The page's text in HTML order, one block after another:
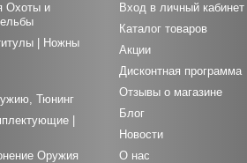
Охоты и
| Ножны
Тюнинг
|
Оружия
Вход в личный кабинет
Каталог товаров
Акции
Дисконтная программа
Отзывы о магазине
Блог
Новости
О нас